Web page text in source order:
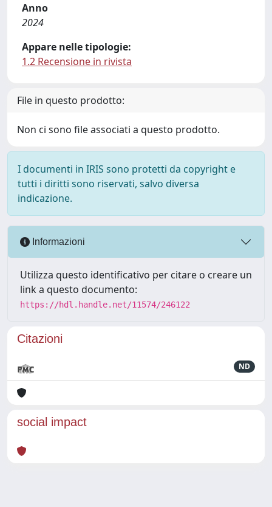
Anno
2024
Appare nelle tipologie:
1.2 Recensione in rivista
File in questo prodotto:
Non ci sono file associati a questo prodotto.
I documenti in IRIS sono protetti da copyright e
tutti i diritti sono riservati, salvo diversa
indicazione.
Informazioni
Utilizza questo identificativo per citare o creare un
link a questo documento:
https://hdl.handle.net/11574/246122
Citazioni
ND
social impact